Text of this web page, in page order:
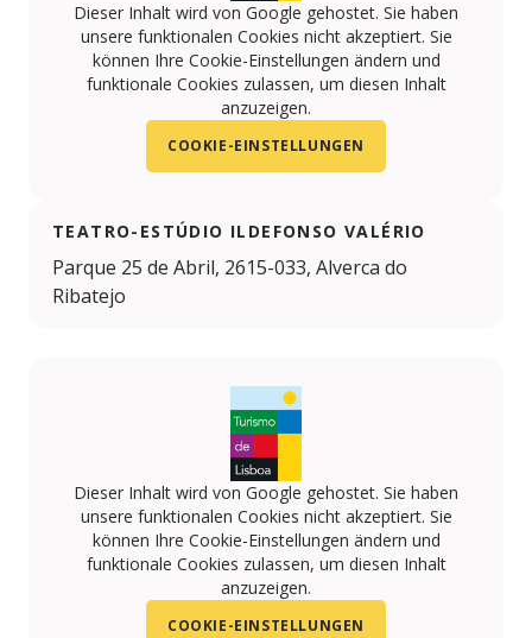
Dieser Inhalt wird von Google gehostet. Sie haben
unsere funktionalen Cookies nicht akzeptiert. Sie
können Ihre Cookie-Einstellungen ändern und
funktionale Cookies zulassen, um diesen Inhalt
anzuzeigen.
COOKIE-EINSTELLUNGEN
TEATRO-ESTÚDIO ILDEFONSO VALÉRIO
Parque 25 de Abril, 2615-033, Alverca do
Ribatejo
Dieser Inhalt wird von Google gehostet. Sie haben
unsere funktionalen Cookies nicht akzeptiert. Sie
können Ihre Cookie-Einstellungen ändern und
funktionale Cookies zulassen, um diesen Inhalt
anzuzeigen.
COOKIE-EINSTELLUNGEN